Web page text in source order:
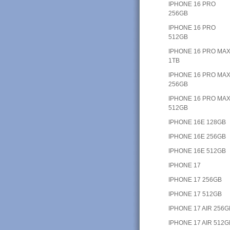
IPHONE 16 PRO
256GB
IPHONE 16 PRO
512GB
IPHONE 16 PRO MAX
1TB
IPHONE 16 PRO MAX
256GB
IPHONE 16 PRO MAX
512GB
IPHONE 16E 128GB
IPHONE 16E 256GB
IPHONE 16E 512GB
IPHONE 17
IPHONE 17 256GB
IPHONE 17 512GB
IPHONE 17 AIR
IPHONE 17 AIR